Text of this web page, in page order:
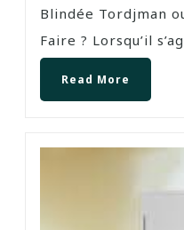
Blindée Tordjman
Faire ? Lorsqu’il
Read More